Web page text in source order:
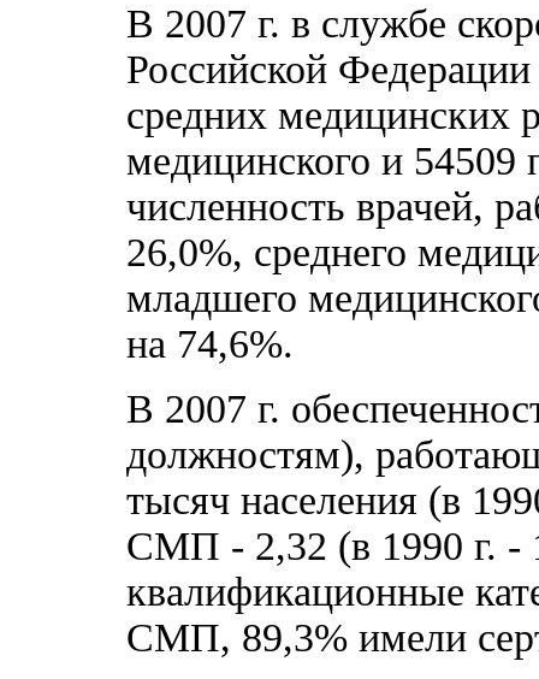
В 2007 г. в службе
Российской
средних медицинских
медицинского и 54509
численность врачей,
26,0%, среднего
младшего
на 74,6%.
В 2007 г.
должностям),
тысяч населения (в
СМП - 2,32 (в 1990 г. -
квалификационные
СМП, 89,3% имели